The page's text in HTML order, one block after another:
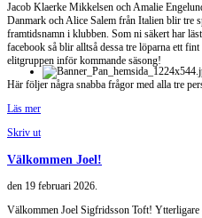
Jacob Klaerke Mikkelsen och Amalie
Danmark och Alice Salem från Italien blir tre
framtidsnamn i klubben. Som ni säkert har
facebook så blir alltså dessa tre löparna ett
elitgruppen inför kommande säsong!
Här följer några snabba frågor med alla tre
Läs mer
Skriv ut
Välkommen Joel!
den 19 februari 2026.
Välkommen Joel Sigfridsson Toft!